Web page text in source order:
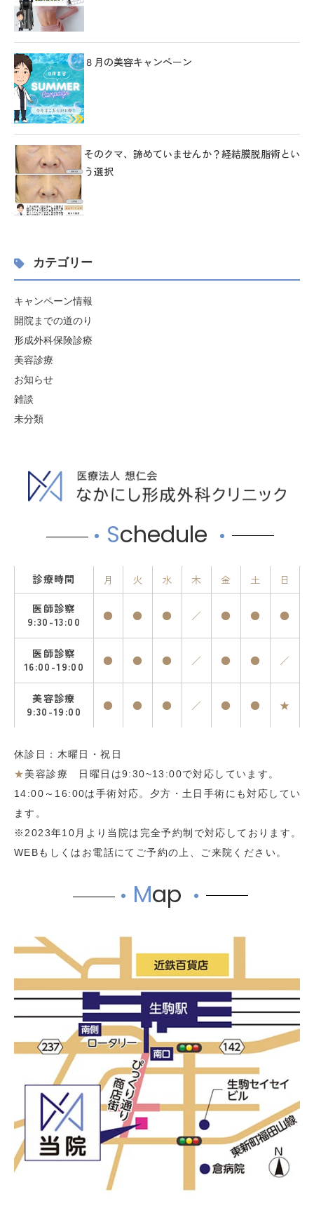
８月の美容キャンペーン
そのクマ、諦めていませんか？経結膜脱脂術とい
う選択
カテゴリー
キャンペーン情報
開院までの道のり
形成外科保険診療
美容診療
お知らせ
雑談
未分類
Schedule
診療時間 月 火 水 木 金 土 日
医師診察
9:30-13:00
● ● ● ／ ● ● ●
医師診察
16:00-19:00
● ● ● ／ ● ● ／
美容診療
9:30-19:00
● ● ● ／ ● ● ★
休診日：木曜日・祝日
★美容診療 日曜日は9:30~13:00で対応しています。
14:00～16:00は手術対応。夕方・土日手術にも対応してい
ます。
※2023年10月より当院は完全予約制で対応しております。
WEBもしくはお電話にてご予約の上、ご来院ください。
Map